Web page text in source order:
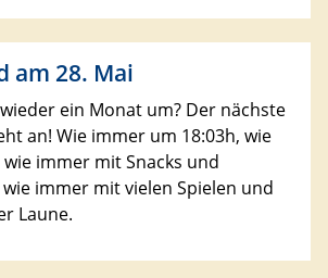
am 28. Mai
ein Monat um? Der nächste
an! Wie immer um 18:03h, wie
immer mit Snacks und
immer mit vielen Spielen und
Laune.